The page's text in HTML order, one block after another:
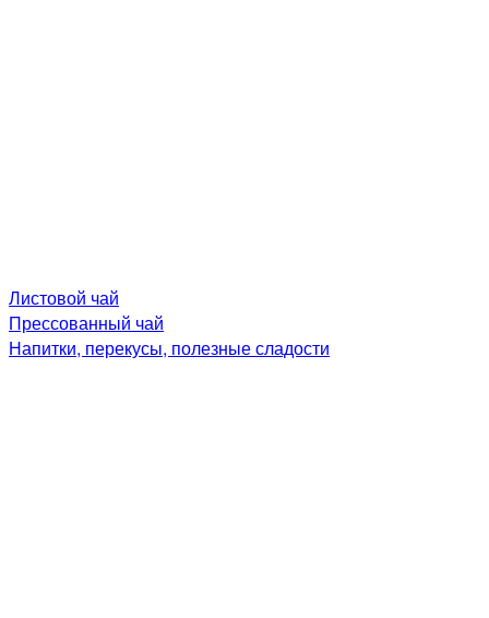
Листовой чай
Прессованный чай
Напитки, перекусы, полезные сладости